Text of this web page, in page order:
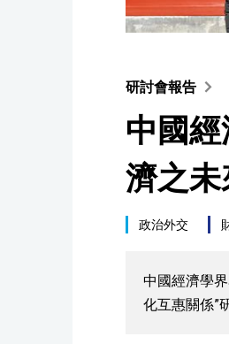
研討會報告
中國
濟之未
政治外交
中國經濟學
化互惠關係”